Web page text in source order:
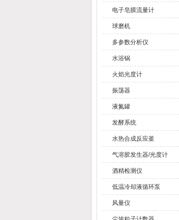
电子皂膜流量计
球磨机
多参数分析仪
水浴锅
火焰光度计
振荡器
液氮罐
发酵系统
水热合成反应釜
气溶胶发生器/光度计
酒精检测仪
低温冷却液循环泵
风量仪